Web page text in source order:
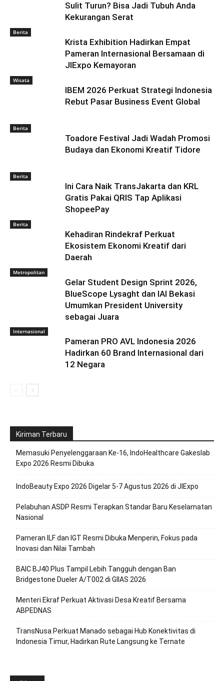
Sulit Turun? Bisa Jadi Tubuh Anda
Kekurangan Serat
Berita
Krista Exhibition Hadirkan Empat
Pameran Internasional Bersamaan di
JIExpo Kemayoran
Wisata
IBEM 2026 Perkuat Strategi Indonesia
Rebut Pasar Business Event Global
Berita
Toadore Festival Jadi Wadah Promosi
Budaya dan Ekonomi Kreatif Tidore
Berita
Ini Cara Naik TransJakarta dan KRL
Gratis Pakai QRIS Tap Aplikasi
ShopeePay
Berita
Kehadiran Rindekraf Perkuat
Ekosistem Ekonomi Kreatif dari
Daerah
Metropolitan
Gelar Student Design Sprint 2026,
BlueScope Lysaght dan IAI Bekasi
Umumkan President University
sebagai Juara
Internasional
Pameran PRO AVL Indonesia 2026
Hadirkan 60 Brand Internasional dari
12 Negara
Kiriman Terbaru
Memasuki Penyelenggaraan Ke-16, IndoHealthcare Gakeslab
Expo 2026 Resmi Dibuka
IndoBeauty Expo 2026 Digelar 5-7 Agustus 2026 di JIExpo
Pelabuhan ASDP Resmi Terapkan Standar Baru Keselamatan
Nasional
Pameran ILF dan IGT Resmi Dibuka Menperin, Fokus pada
Inovasi dan Nilai Tambah
BAIC BJ40 Plus Tampil Lebih Tangguh dengan Ban
Bridgestone Dueler A/T002 di GIIAS 2026
Menteri Ekraf Perkuat Aktivasi Desa Kreatif Bersama
ABPEDNAS
TransNusa Perkuat Manado sebagai Hub Konektivitas di
Indonesia Timur, Hadirkan Rute Langsung ke Ternate